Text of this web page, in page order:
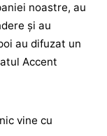
noastre, au
și au
au difuzat un
Accent
vine cu